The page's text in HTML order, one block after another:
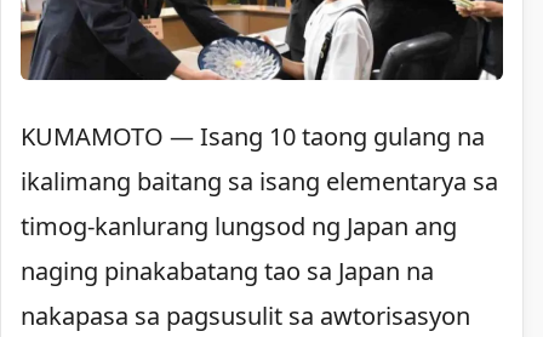
KUMAMOTO — Isang 10 taong gulang na
ikalimang baitang sa isang elementarya sa
timog-kanlurang lungsod ng Japan ang
naging pinakabatang tao sa Japan na
nakapasa sa pagsusulit sa awtorisasyon